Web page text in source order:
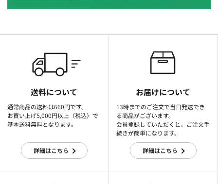
送料について
通常商品の送料は660円です。
お買い上げ5,000円以上（税込）で
基本送料無料となります。
詳細はこちら
お届けについて
13時までのご注文で当日発送でき
る商品がございます。
会員登録していただくと、ご注文手
続きが簡単になります。
詳細はこちら